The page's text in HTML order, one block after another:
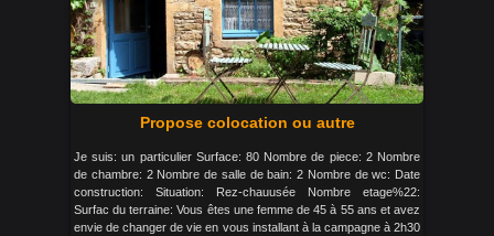
Propose colocation ou autre
Je suis: un particulier Surface: 80 Nombre de piece: 2 Nombre
de chambre: 2 Nombre de salle de bain: 2 Nombre de wc: Date
construction: Situation: Rez-chauusée Nombre etage%22:
Surfac du terraine: Vous êtes une femme de 45 à 55 ans et avez
envie de changer de vie en vous installant à la campagne à 2h30